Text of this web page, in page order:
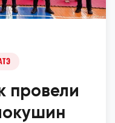
провели